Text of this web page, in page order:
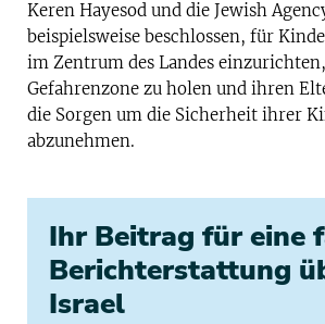
Keren Hayesod und die Jewish
beispielsweise beschlossen, für
im Zentrum des Landes
Gefahrenzone zu holen und ihren
die Sorgen um die Sicherheit ihrer
abzunehmen.
Ihr Beitrag für eine
Berichterstattung
Israel